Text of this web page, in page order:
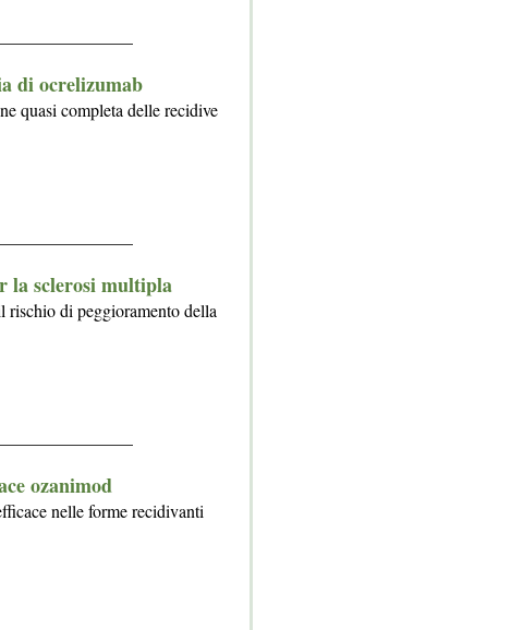
di ocrelizumab
quasi completa delle recidive
la sclerosi multipla
rischio di peggioramento della
ozanimod
nelle forme recidivanti